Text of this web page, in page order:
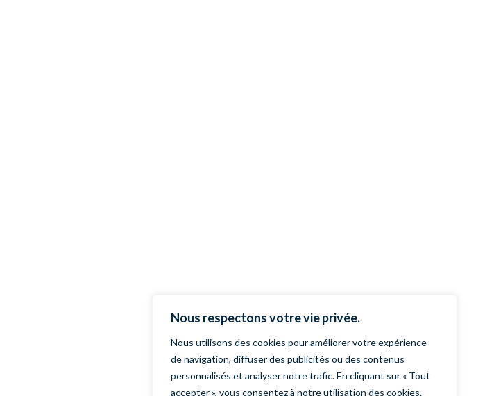
Nous respectons votre vie privée.
Nous utilisons des cookies pour améliorer votre expérience
de navigation, diffuser des publicités ou des contenus
personnalisés et analyser notre trafic. En cliquant sur « Tout
accepter », vous consentez à notre utilisation des cookies.